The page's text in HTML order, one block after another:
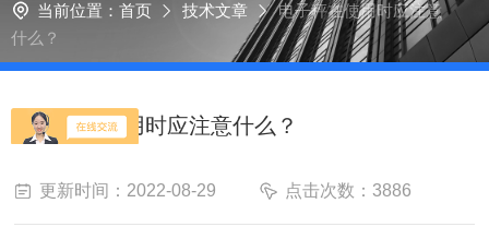
当前位置： 首页 技术文章
电子秤在使用时应注意
什么？
电子秤在使用时应注意什么？
更新时间：2022-08-29 点击次数：3886